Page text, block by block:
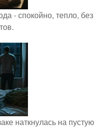
- спокойно, тепло, без
наткнулась на пустую